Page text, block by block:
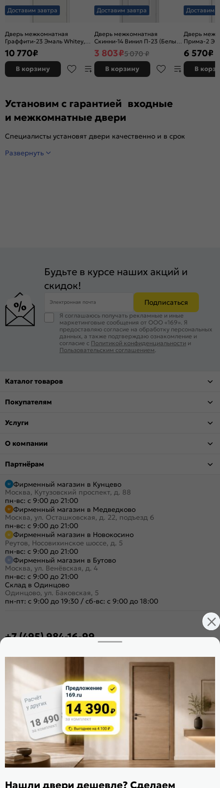
Доставим завтра
Дверь межкомнатная
Граффити-23 Эмаль Whitey,
без декора, глухая, без
стекла, без кромки, каркасно-
щитовая
10 770₽
В корзину
Доставим завтра
Дверь межкомнатная
Скинни-14 Винил П-23 (Белый),
глухая, скиновая
3 803₽5 070 ₽
В корзину
Доставим
Дверь
Прима-2
Melinga,
декора,
филенчатая
6 570₽
В
Установим с гарантией входные
и межкомнатные двери
Специалисты установят двери качественно и в срок
Развернуть
Будьте в курсе наших акций и
скидок!
Электронная почта Подписаться
Я соглашаюсь получать рекламные и иные
маркетинговые сообщения от ООО «169». Я
предоставляю согласие на обработку персональных
данных, а также подтверждаю ознакомление и
согласие с Политикой конфиденциальности и
Пользовательским соглашением.
Каталог товаров
Покупателям
Услуги
О компании
Партнёрам
Фирменный магазин в Кунцево
Москва, Кутузовский проспект, д. 88
пн-вс: с 9:00 до 21:00
Фирменный магазин в Медведково
Москва, ул. Осташковская, д. 22, подъезд 6
пн-вс: с 9:00 до 21:00
Фирменный магазин в Новокосино
Реутов, Носовихинское шоссе, д. 5
пн-вс: с 9:00 до 21:00
Фирменный магазин в Бутово
Москва, ул. Венёвская, д. 4
пн-вс: с 9:00 до 21:00
Склад в Одинцово
Одинцово, ул. Баковская, 5
пн-пт: с 9:00 до 19:30 / сб-вс: с 9:00 до 18:00
+7 (495) 984-16-99
Расскажите о нас
Поделиться
Оцените магазин
ИКС 1340
© 2010—2026 Склад Дверей 169.RU
Нашли двери дешевле? Сделаем